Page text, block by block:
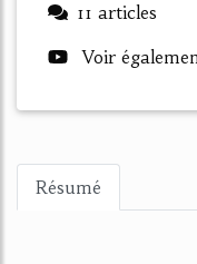
11 articles
Voir
Résumé